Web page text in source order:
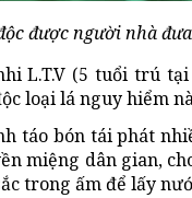
được người nhà
L.T.V (5 tuổi trú
loại lá nguy hiểm
táo bón tái phát
miệng dân gian,
trong ấm để lấy